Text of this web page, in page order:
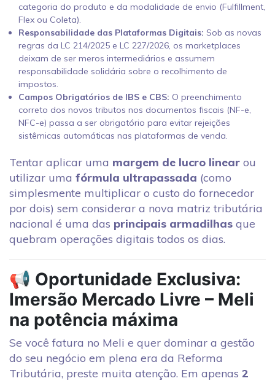
categoria do produto e da modalidade de envio (Fulfillment,
Flex ou Coleta).
Responsabilidade das Plataformas Digitais: Sob as novas
regras da LC 214/2025 e LC 227/2026, os marketplaces
deixam de ser meros intermediários e assumem
responsabilidade solidária sobre o recolhimento de
impostos.
Campos Obrigatórios de IBS e CBS: O preenchimento
correto dos novos tributos nos documentos fiscais (NF-e,
NFC-e) passa a ser obrigatório para evitar rejeições
sistêmicas automáticas nas plataformas de venda.
Tentar aplicar uma margem de lucro linear ou
utilizar uma fórmula ultrapassada (como
simplesmente multiplicar o custo do fornecedor
por dois) sem considerar a nova matriz tributária
nacional é uma das principais armadilhas que
quebram operações digitais todos os dias.
📢 Oportunidade Exclusiva:
Imersão Mercado Livre – Meli
na potência máxima
Se você fatura no Meli e quer dominar a gestão
do seu negócio em plena era da Reforma
Tributária, preste muita atenção. Em apenas 2